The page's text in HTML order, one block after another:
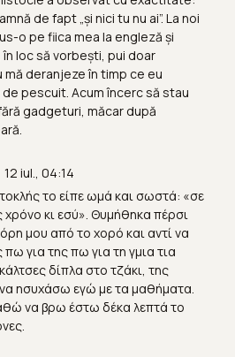
de fapt „și nici tu nu ai”. La noi
o pe fiica mea la engleză și
loc să vorbești, pui doar
mă deranjeze în timp ce eu
pescuit. Acum încerc să stau
gadgeturi, măcar după
12 iul., 04:14
το είπε ωμά και σωστά: «σε
χρόνο κι εσύ». Θυμήθηκα πέρσι
μου από το χορό και αντί να
για της πω για τη γμια τια
δίπλα στο τζάκι, της
ησυχάσω εγώ με τα μαθήματα.
να βρω έστω δέκα λεπτά το